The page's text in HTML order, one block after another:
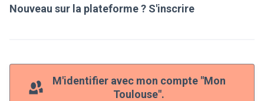
Nouveau sur la plateforme ? S'inscrire
M'identifier avec mon compte "Mon
Toulouse".